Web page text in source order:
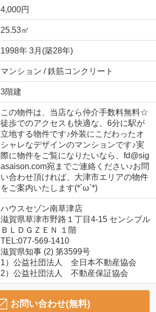
4,000円
25.53㎡
1998年 3月(築28年)
マンション / 鉄筋コンクリート
3階建
この物件は、当店なら仲介手数料無料☆
徒歩でのアクセスも快適な、6分に駅が
立地する物件です♪外装にこだわったオ
シャレなデザインのマンションです♪実
際に物件をご覧になりたいなら、fd@sig
asaison.com宛までご連絡ください♪お問
い合わせ頂ければ、大津市エリアの物件
をご案内いたします(*´ω`*)
ハウスセゾン南草津店
滋賀県草津市野路１丁目4-15 センシブル
ＢＬＤＧＺＥＮ １階
TEL:077-569-1410
滋賀県知事 (2) 第3599号
1）公益社団法人 全日本不動産協会
2）公益社団法人 不動産保証協会
お問い合わせ(無料)